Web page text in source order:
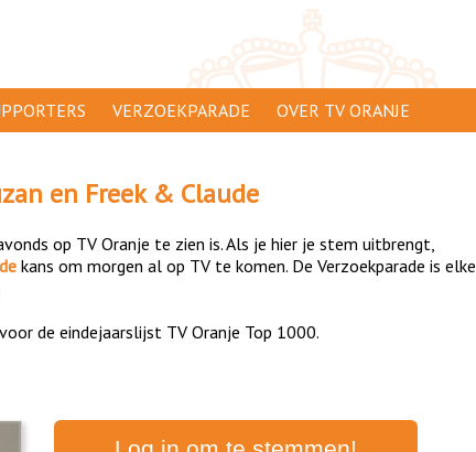
VERZOEKPARADE OVER TV ORANJE
ADVERTEREN
PRIVACY
en Freek & Claude
op TV Oranje te zien is. Als je hier je stem uitbrengt,
kans om morgen al op TV te komen. De Verzoekparade is elke
de eindejaarslijst TV Oranje Top 1000.